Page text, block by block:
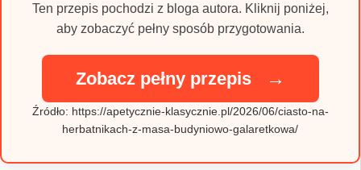
Ten przepis pochodzi z bloga autora. Kliknij poniżej,
aby zobaczyć pełny sposób przygotowania.
Zobacz pełny przepis →
Źródło: https://apetycznie-klasycznie.pl/2026/06/ciasto-na-
herbatnikach-z-masa-budyniowo-galaretkowa/